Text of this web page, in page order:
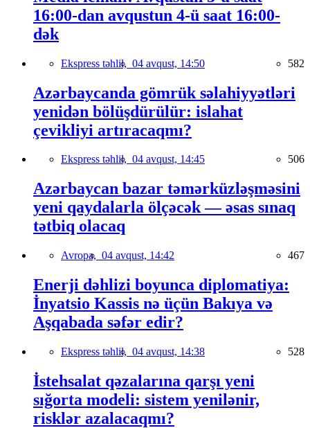
16:00-dan avqustun 4-ü saat 16:00-
dək
Ekspress təhlil, 04 avqust, 14:50 582
Azərbaycanda gömrük səlahiyyətləri
yenidən bölüşdürülür: islahat
çevikliyi artıracaqmı?
Ekspress təhlil, 04 avqust, 14:45 506
Azərbaycan bazar təmərküzləşməsini
yeni qaydalarla ölçəcək — əsas sınaq
tətbiq olacaq
Avropa, 04 avqust, 14:42 467
Enerji dəhlizi boyunca diplomatiya:
İnyatsio Kassis nə üçün Bakıya və
Aşqabada səfər edir?
Ekspress təhlil, 04 avqust, 14:38 528
İstehsalat qəzalarına qarşı yeni
sığorta modeli: sistem yenilənir,
risklər azalacaqmı?